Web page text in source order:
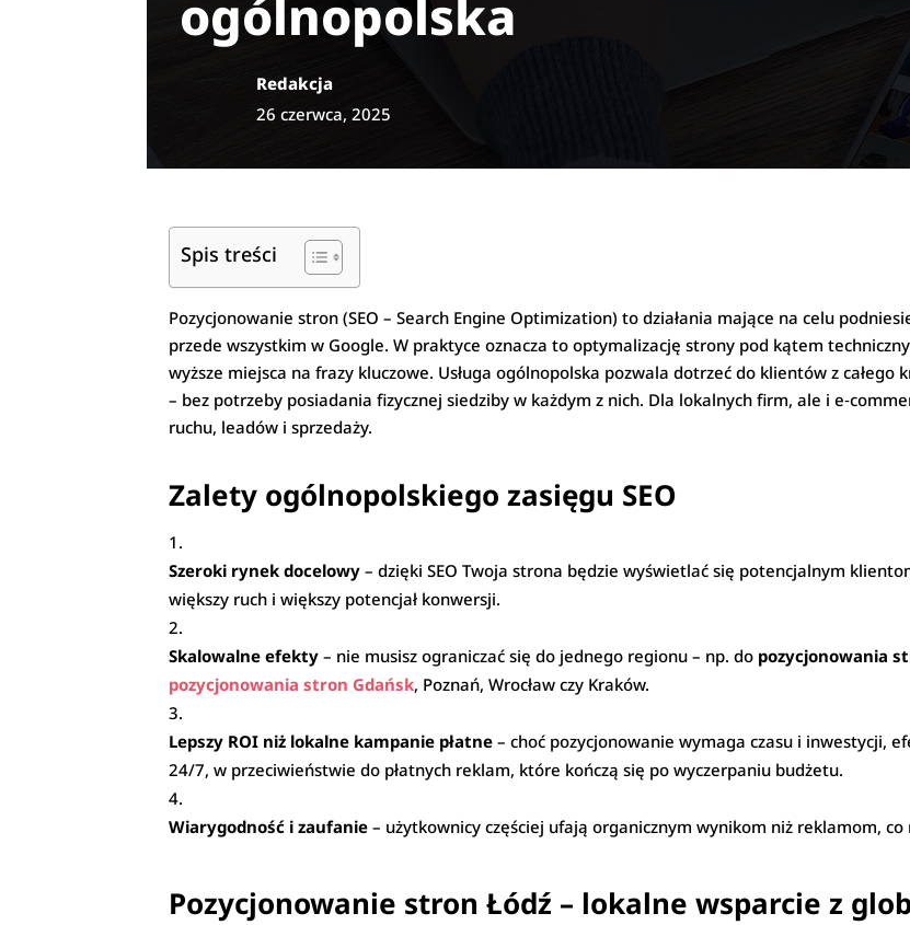
ogólnopolska
Redakcja
26 czerwca, 2025
Spis treści
Pozycjonowanie stron (SEO – Search Engine Optimization) to działania mające na celu
przede wszystkim w Google. W praktyce oznacza to optymalizację strony pod kątem
wyższe miejsca na frazy kluczowe. Usługa ogólnopolska pozwala dotrzeć do klientów z
– bez potrzeby posiadania fizycznej siedziby w każdym z nich. Dla lokalnych firm, ale i
ruchu, leadów i sprzedaży.
Zalety ogólnopolskiego zasięgu SEO
Szeroki rynek docelowy – dzięki SEO Twoja strona będzie wyświetlać się potencjalnym
większy ruch i większy potencjał konwersji.
Skalowalne efekty – nie musisz ograniczać się do jednego regionu – np. do pozycjonowania
pozycjonowania stron Gdańsk, Poznań, Wrocław czy Kraków.
Lepszy ROI niż lokalne kampanie płatne – choć pozycjonowanie wymaga czasu i inwestycji,
24/7, w przeciwieństwie do płatnych reklam, które kończą się po wyczerpaniu budżetu.
Wiarygodność i zaufanie – użytkownicy częściej ufają organicznym wynikom niż reklamom,
Pozycjonowanie stron Łódź – lokalne wsparcie z